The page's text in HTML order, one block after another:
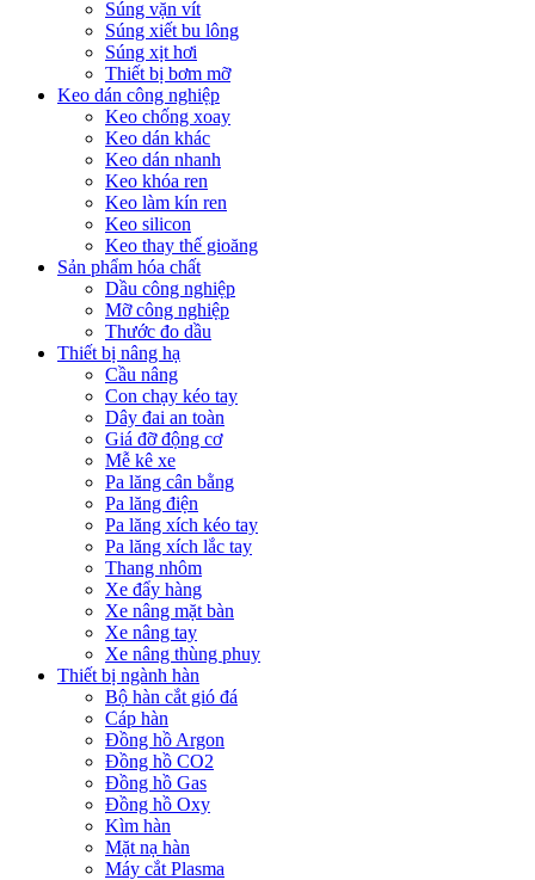
Súng vặn vít
Súng xiết bu lông
Súng xịt hơi
Thiết bị bơm mỡ
Keo dán công nghiệp
Keo chống xoay
Keo dán khác
Keo dán nhanh
Keo khóa ren
Keo làm kín ren
Keo silicon
Keo thay thế gioăng
Sản phẩm hóa chất
Dầu công nghiệp
Mỡ công nghiệp
Thước đo dầu
Thiết bị nâng hạ
Cầu nâng
Con chạy kéo tay
Dây đai an toàn
Giá đỡ động cơ
Mễ kê xe
Pa lăng cân bằng
Pa lăng điện
Pa lăng xích kéo tay
Pa lăng xích lắc tay
Thang nhôm
Xe đẩy hàng
Xe nâng mặt bàn
Xe nâng tay
Xe nâng thùng phuy
Thiết bị ngành hàn
Bộ hàn cắt gió đá
Cáp hàn
Đồng hồ Argon
Đồng hồ CO2
Đồng hồ Gas
Đồng hồ Oxy
Kìm hàn
Mặt nạ hàn
Máy cắt Plasma